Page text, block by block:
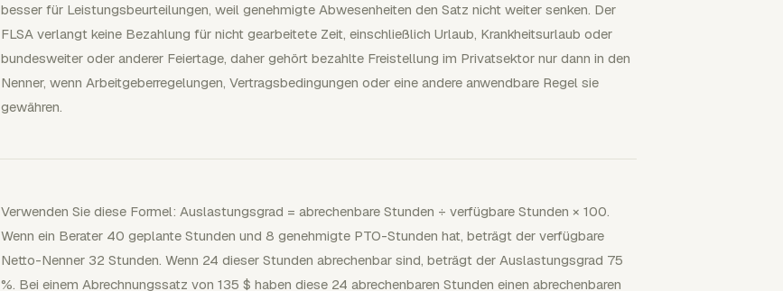
besser für Leistungsbeurteilungen, weil genehmigte Abwesenheiten den Satz nicht weiter senken. Der
FLSA verlangt keine Bezahlung für nicht gearbeitete Zeit, einschließlich Urlaub, Krankheitsurlaub oder
bundesweiter oder anderer Feiertage, daher gehört bezahlte Freistellung im Privatsektor nur dann in den
Nenner, wenn Arbeitgeberregelungen, Vertragsbedingungen oder eine andere anwendbare Regel sie
gewähren.
Verwenden Sie diese Formel: Auslastungsgrad = abrechenbare Stunden ÷ verfügbare Stunden × 100.
Wenn ein Berater 40 geplante Stunden und 8 genehmigte PTO-Stunden hat, beträgt der verfügbare
Netto-Nenner 32 Stunden. Wenn 24 dieser Stunden abrechenbar sind, beträgt der Auslastungsgrad 75
%. Bei einem Abrechnungssatz von 135 $ haben diese 24 abrechenbaren Stunden einen abrechenbaren